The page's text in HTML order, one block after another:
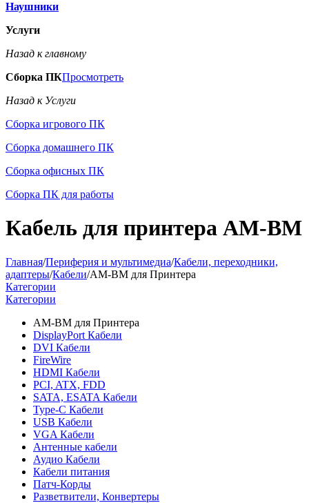
Наушники
Услуги
Назад к главному
Сборка ПКПросмотреть
Назад к Услуги
Сборка игрового ПК
Сборка домашнего ПК
Сборка офисных ПК
Сборка ПК для работы
Кабель для принтера AM-BM
Главная/Периферия и мультимедиа/Кабели, переходники,
адаптеры/Кабели/AM-BM для Принтера
Категории
Категории
AM-BM для Принтера
DisplayPort Кабели
DVI Кабели
FireWire
HDMI Кабели
PCI, ATX, FDD
SATA, ESATA Кабели
Type-C Кабели
USB Кабели
VGA Кабели
Антенные кабели
Аудио Кабели
Кабели питания
Патч-Корды
Разветвители, Конвертеры